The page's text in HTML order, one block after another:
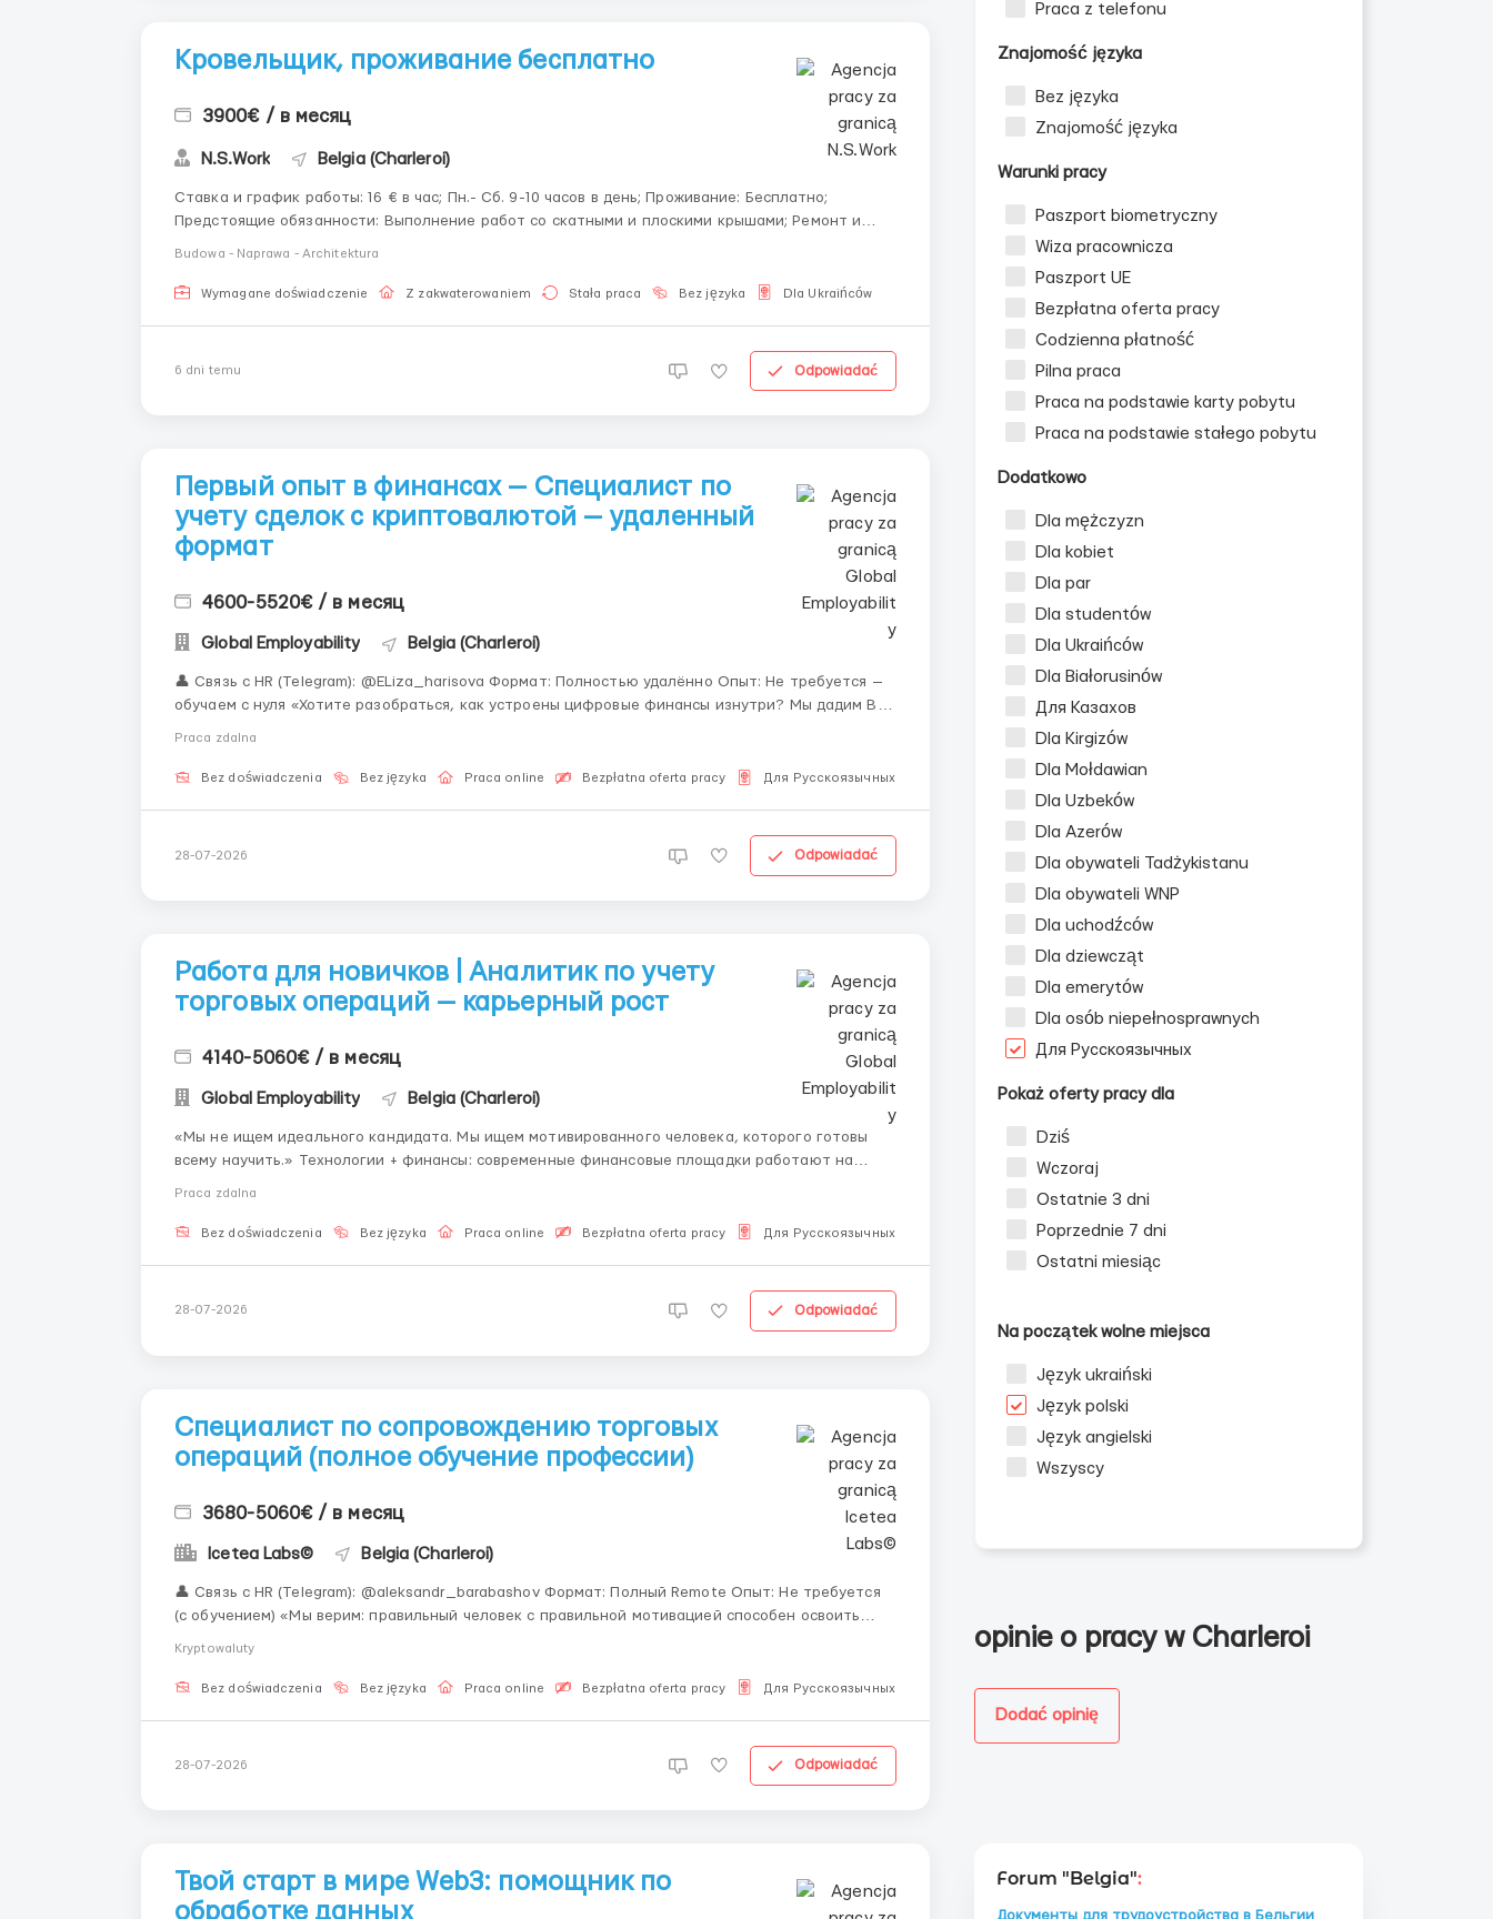
Кровельщик, проживание бесплатно
3900€ / в месяц
N.S.Work Belgia (Charleroi)
Ставка и график работы: 16 € в час; Пн.- Сб. 9-10 часов в день; Проживание: Бесплатно;
Предстоящие обязанности: Выполнение работ со скатными и плоскими крышами; Ремонт и
Budowa - Naprawa - Architektura
Wymagane doświadczenie Z zakwaterowaniem Stała praca Bez języka Dla Ukraińców
6 dni temu Odpowiadać
Первый опыт в финансах — Специалист по
учету сделок с криптовалютой — удаленный
формат
4600-5520€ / в месяц
Global Employability Belgia (Charleroi)
👤 Связь с HR (Telegram): @ELiza_harisova Формат: Полностью удалённо Опыт: Не требуется —
обучаем с нуля «Хотите разобраться, как устроены цифровые финансы изнутри? Мы дадим Вам
Praca zdalna
Bez doświadczenia Bez języka Praca online Bezpłatna oferta pracy Для Русскоязычных
28-07-2026 Odpowiadać
Работа для новичков | Аналитик по учету
торговых операций — карьерный рост
4140-5060€ / в месяц
Global Employability Belgia (Charleroi)
«Мы не ищем идеального кандидата. Мы ищем мотивированного человека, которого готовы
всему научить.» Технологии + финансы: современные финансовые площадки работают на
Praca zdalna
Bez doświadczenia Bez języka Praca online Bezpłatna oferta pracy Для Русскоязычных
28-07-2026 Odpowiadać
Специалист по сопровождению торговых
операций (полное обучение профессии)
3680-5060€ / в месяц
Icetea Labs© Belgia (Charleroi)
👤 Связь с HR (Telegram): @aleksandr_barabashov Формат: Полный Remote Опыт: Не требуется
(с обучением) «Мы верим: правильный человек с правильной мотивацией способен освоить
Kryptowaluty
Bez doświadczenia Bez języka Praca online Bezpłatna oferta pracy Для Русскоязычных
28-07-2026 Odpowiadać
Твой старт в мире Web3: помощник по
обработке данных
Praca z telefonu
Znajomość języka
Bez języka
Znajomość języka
Warunki pracy
Paszport biometryczny
Wiza pracownicza
Paszport UE
Bezpłatna oferta pracy
Codzienna płatność
Pilna praca
Praca na podstawie karty pobytu
Praca na podstawie stałego pobytu
Dodatkowo
Dla mężczyzn
Dla kobiet
Dla par
Dla studentów
Dla Ukraińców
Dla Białorusinów
Для Казахов
Dla Kirgizów
Dla Mołdawian
Dla Uzbeków
Dla Azerów
Dla obywateli Tadżykistanu
Dla obywateli WNP
Dla uchodźców
Dla dziewcząt
Dla emerytów
Dla osób niepełnosprawnych
Для Русскоязычных
Pokaż oferty pracy dla
Dziś
Wczoraj
Ostatnie 3 dni
Poprzednie 7 dni
Ostatni miesiąc
Na początek wolne miejsca
Język ukraiński
Język polski
Język angielski
Wszyscy
opinie o pracy w Charleroi
Dodać opinię
Forum "Belgia":
Документы для трудоустройства в Бельгии